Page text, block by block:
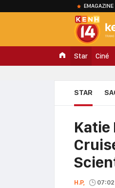
EMAGAZINE
Star Ciné
STAR
Katie
H.P,